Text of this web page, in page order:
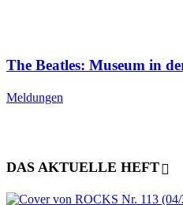
The Beatles: Museum in
Meldungen
DAS AKTUELLE HEFT